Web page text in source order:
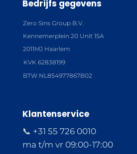
Bedrijfs gegevens
Zero Sins Group B.V.
Kennemerplein 20 Unit 15A
2011MJ Haarlem
KVK 62838199
BTW NL854977867B02
Klantenservice
📞 +31 55 726 0010
ma t/m vr 09:00-17:00